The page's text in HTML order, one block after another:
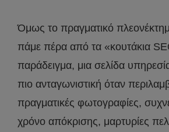
Όμως το πραγματικό
πάμε πέρα από τα «κουτάκια
παράδειγμα, μια σελίδα
πιο ανταγωνιστική όταν
πραγματικές φωτογραφίες,
χρόνο απόκρισης, μαρτυρίες